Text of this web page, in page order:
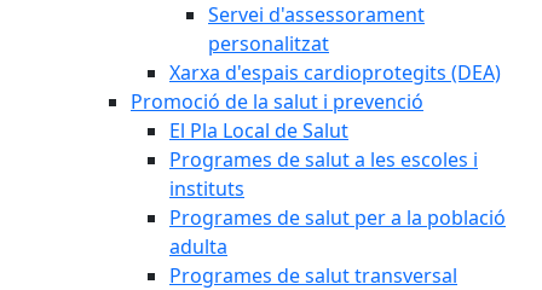
Servei d'assessorament
personalitzat
Xarxa d'espais cardioprotegits (DEA)
Promoció de la salut i prevenció
El Pla Local de Salut
Programes de salut a les escoles i
instituts
Programes de salut per a la població
adulta
Programes de salut transversal